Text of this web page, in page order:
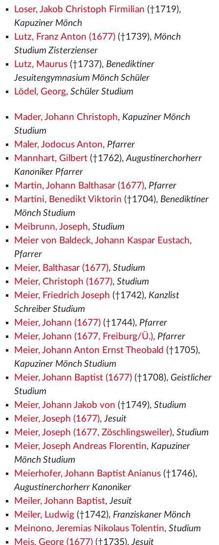
Loser, Jakob Christoph Firmilian (†1719),
Kapuziner Mönch
Lutz, Franz Anton (1677)(†1739), Mönch
Studium Zisterzienser
Lutz, Maurus(†1737), Benediktiner
Jesuitengymnasium Mönch Schüler
Lödel, Georg, Schüler Studium
Mader, Johann Christoph, Kapuziner Mönch
Studium
Maler, Jodocus Anton, Pfarrer
Mannhart, Gilbert(†1762),Augustinerchorherr
Kanoniker Pfarrer
Martin, Johann Balthasar (1677), Pfarrer
Martini, Benedikt Viktorin (†1704), Benediktiner
Mönch Studium
Meibrunn, Joseph, Studium
Meier von Baldeck, Johann Kaspar Eustach,
Pfarrer
Meier, Balthasar (1677), Studium
Meier, Christoph (1677), Studium
Meier, Friedrich Joseph (†1742), Kanzlist
Schreiber Studium
Meier, Johann (1677)(†1744), Pfarrer
Meier, Johann (1677, Freiburg/Ü.), Pfarrer
Meier, Johann Anton Ernst Theobald (†1705),
Kapuziner Mönch Studium
Meier, Johann Baptist (1677)(†1708), Geistlicher
Studium
Meier, Johann Jakob von (†1749), Studium
Meier, Joseph (1677),Jesuit
Meier, Joseph (1677, Zöschlingsweiler), Studium
Meier, Joseph Andreas Florentin, Kapuziner
Mönch Studium
Meierhofer, Johann Baptist Anianus(†1746),
Augustinerchorherr Kanoniker
Meiler, Johann Baptist,Jesuit
Meiler, Ludwig(†1742), Franziskaner Mönch
Meinono, Jeremias Nikolaus Tolentin, Studium
Meis, Georg (1677)(†1735),Jesuit